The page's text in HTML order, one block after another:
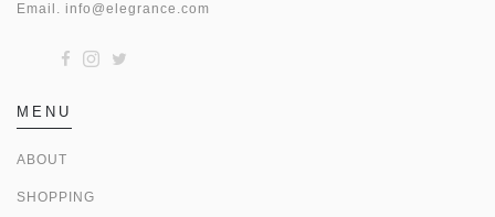
Email. info@elegrance.com
MENU
ABOUT
SHOPPING